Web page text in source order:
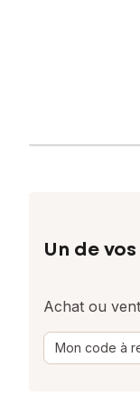
Un de
Achat ou
Mon code à